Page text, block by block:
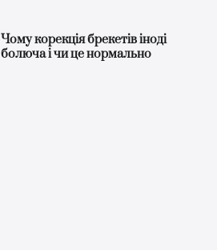
Чому корекція брекетів іноді
болюча і чи це нормально